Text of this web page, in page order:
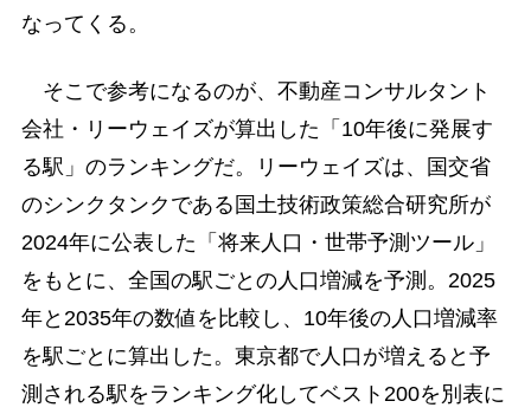
なってくる。
そこで参考になるのが、不動産コンサルタント
会社・リーウェイズが算出した「10年後に発展す
る駅」のランキングだ。リーウェイズは、国交省
のシンクタンクである国土技術政策総合研究所が
2024年に公表した「将来人口・世帯予測ツール」
をもとに、全国の駅ごとの人口増減を予測。2025
年と2035年の数値を比較し、10年後の人口増減率
を駅ごとに算出した。東京都で人口が増えると予
測される駅をランキング化してベスト200を別表に